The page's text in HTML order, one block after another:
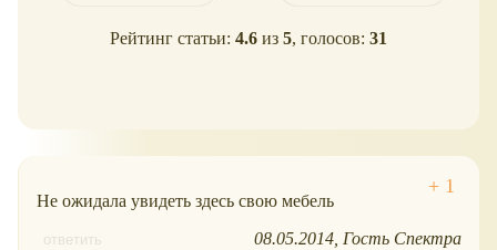
Рейтинг статьи: 4.6 из 5, голосов: 31
Не ожидала увидеть здесь свою мебель
ответить 08.05.2014 Гость Спектра